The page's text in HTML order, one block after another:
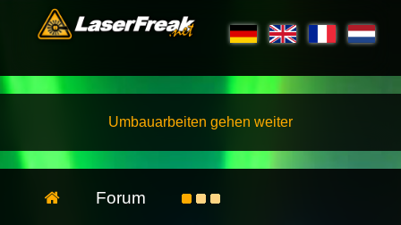
Umbauarbeiten gehen weiter
Forum